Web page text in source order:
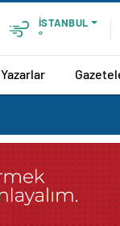
İSTANBUL
°
Yazarlar